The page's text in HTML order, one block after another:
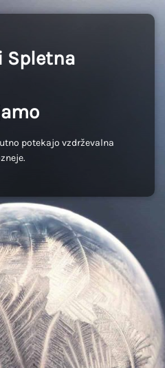
Spletna
potekajo vzdrževalna